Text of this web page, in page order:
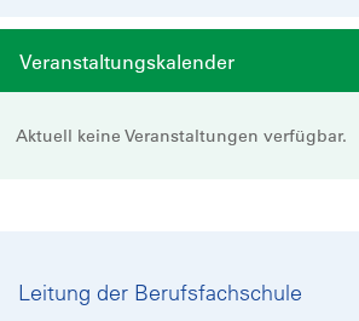
Veranstaltungskalender
Aktuell keine Veranstaltungen verfügbar.
Leitung der Berufsfachschule